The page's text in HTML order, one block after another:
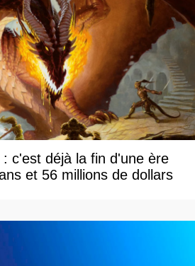
c'est déjà la fin d'une ère
et 56 millions de dollars